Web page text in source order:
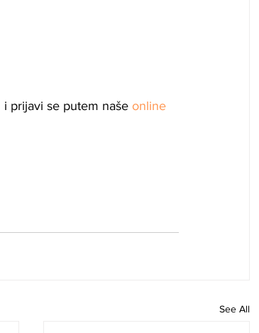
prijavi se putem naše online
See All